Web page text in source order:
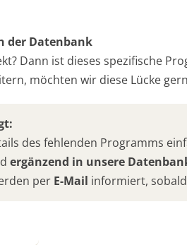
der Datenbank
Dann ist dieses spezifische
möchten wir diese Lücke
des fehlenden Programms
ergänzend in unsere
per E-Mail informiert,